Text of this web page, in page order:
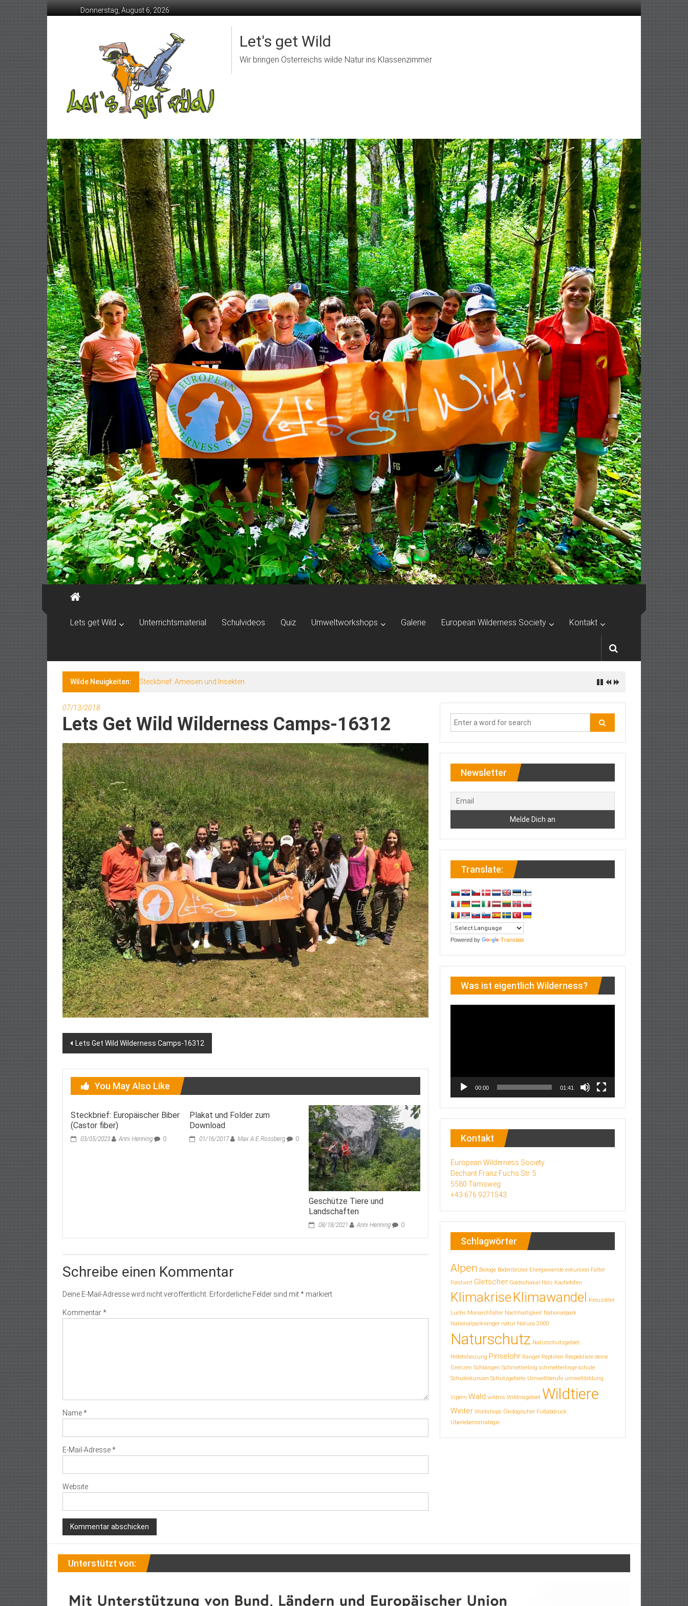
to
Donnerstag, August 6, 2026
Let's get Wild
Wir bringen Österreichs wilde Natur ins Klassenzimmer
Lets get Wild Unterrichtsmaterial Schulvideos Quiz Umweltworkshops Galerie European Wilderness Society Kontakt
Wilde Neuigkeiten: Steckbrief: Ameisen und Insekten
07/13/2018
Lets Get Wild Wilderness Camps-16312
Post
Lets Get Wild Wilderness Camps-16312
You May Also Like
Steckbrief: Europäischer Biber
(Castor fiber)
03/05/2023 Anni Henning 0
Plakat und Folder zum
Download
01/16/2017 Max A E Rossberg 0
Geschütze Tiere und
Landschaften
08/18/2021 Anni Henning 0
Schreibe einen Kommentar
Deine E-Mail-Adresse wird nicht veröffentlicht. Erforderliche Felder sind mit* markiert
Kommentar*
Name*
E-Mail-Adresse*
Website
Newsletter
Translate:
Powered by Translate
Was ist eigentlich Wilderness?
00:00 01:41
Kontakt
European Wilderness Society
Dechant Franz Fuchs Str. 5
5580 Tamsweg
+43 676 9271543
Schlagwörter
Alpen Biologe Bodenbrüter Energiewende exkursion Falter
Forstwirt Gletscher Goldschakal Holz Kachelofen
Klimakrise Klimawandel Kreuzotter
Luchs Monarchfalter Nachhaltigkeit Nationalpark
Nationalparkranger natur Natura 2000
Naturschutz Naturschutzgebiet
Pelletsheizung Pinselohr Ranger Reptilien Respektiere deine
Grenzen Schlangen Schmetterling schmetterlinge schule
Schulexkursion Schutzgebiete Umweltberufe umweltbildung
Vipern Wald wildnis Wildnisgebiet Wildtiere
Winter Workshops Ökologischer Fußabdruck
Überlebensstrategie
Unterstützt von: